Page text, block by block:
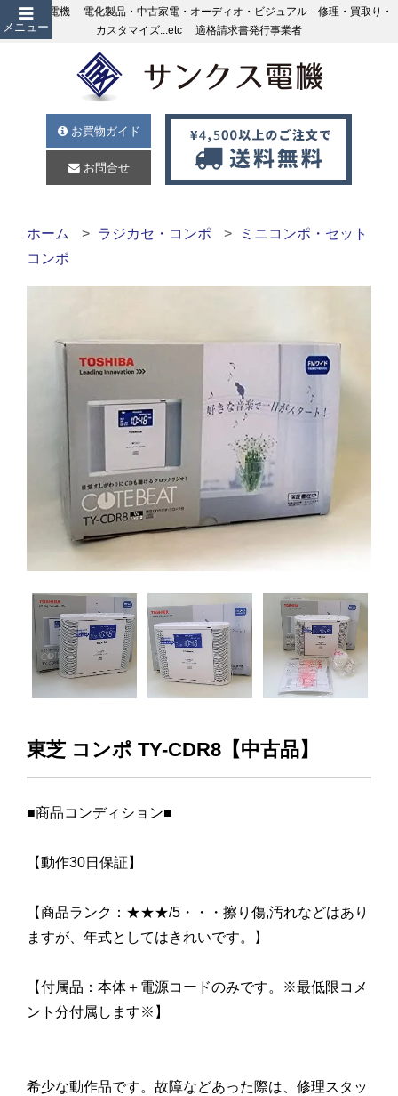
メニュー
サンクス電機 電化製品・中古家電・オーディオ・ビジュアル 修理・買取り・
カスタマイズ...etc 適格請求書発行事業者
お買物ガイド
お問合せ
ホーム ラジカセ・コンポ
ミニコンポ・セット
コンポ
東芝 コンポ TY-CDR8【中古品】
■商品コンディション■
【動作30日保証】
【商品ランク：★★★/5・・・擦り傷,汚れなどはあり
ますが、年式としてはきれいです。】
【付属品：本体＋電源コードのみです。※最低限コメ
ント分付属します※】
希少な動作品です。故障などあった際は、修理スタッ